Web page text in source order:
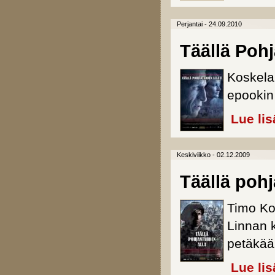
Perjantai - 24.09.2010
Täällä
Lue
Keskiviikko - 02.12.2009
Täällä
Timo
Linnan
Lue